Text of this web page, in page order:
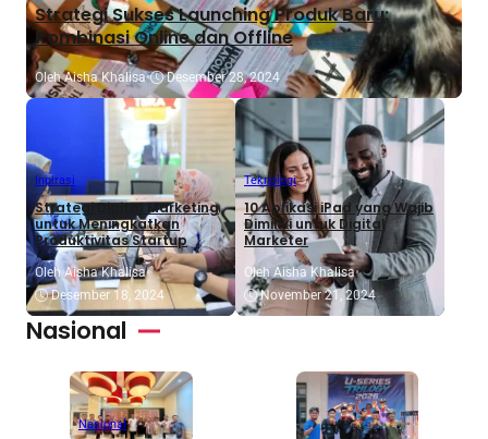
Strategi Sukses Launching Produk Baru:
Kombinasi Online dan Offline
Oleh Aisha Khalisa• Desember 28, 2024
Inpirasi
Strategi Digital Marketing
untuk Meningkatkan
Produktivitas Startup
Oleh Aisha Khalisa•
Desember 18, 2024
Teknologi
10 Aplikasi iPad yang Wajib
Dimiliki untuk Digital
Marketer
Oleh Aisha Khalisa•
November 21, 2024
Nasional
Nasional